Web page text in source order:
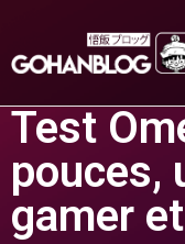
Test
pouces,
gamer